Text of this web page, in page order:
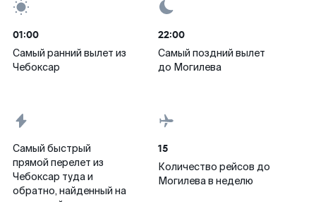
01:00
Самый ранний вылет из
Чебоксар
22:00
Самый поздний вылет
до Могилева
Самый быстрый
прямой перелет из
Чебоксар туда и
обратно, найденный на
15
Количество рейсов до
Могилева в неделю